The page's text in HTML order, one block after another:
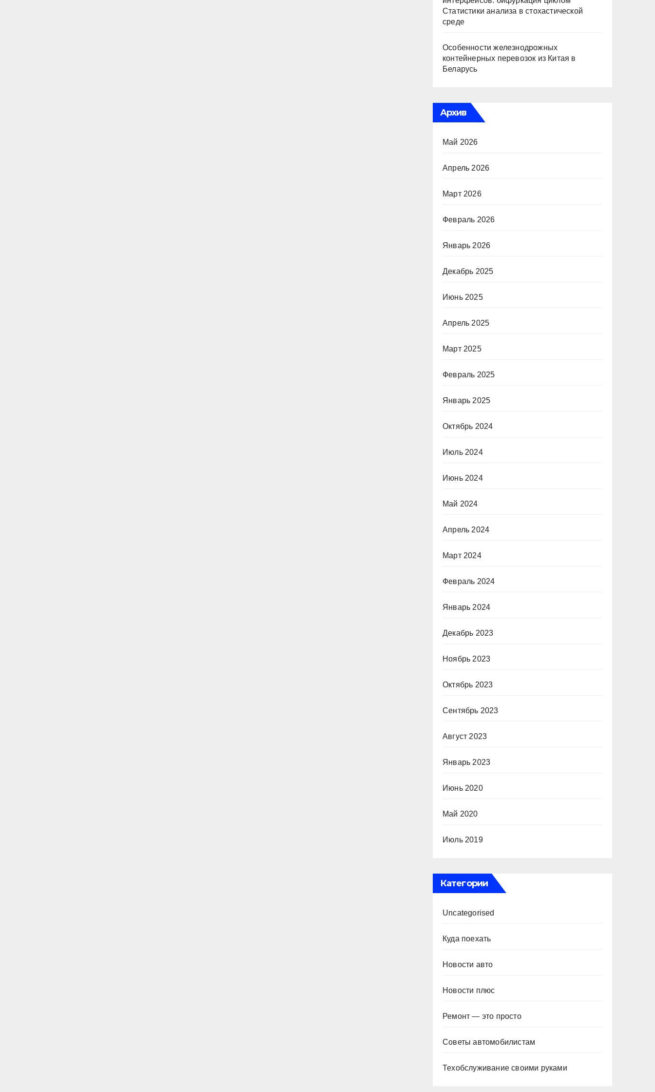
Статистики анализа в стохастической
среде
Особенности железнодрожных
контейнерных перевозок из Китая в
Беларусь
Архив
Май 2026
Апрель 2026
Март 2026
Февраль 2026
Январь 2026
Декабрь 2025
Июнь 2025
Апрель 2025
Март 2025
Февраль 2025
Январь 2025
Октябрь 2024
Июль 2024
Июнь 2024
Май 2024
Апрель 2024
Март 2024
Февраль 2024
Январь 2024
Декабрь 2023
Ноябрь 2023
Октябрь 2023
Сентябрь 2023
Август 2023
Январь 2023
Июнь 2020
Май 2020
Июль 2019
Категории
Uncategorised
Куда поехать
Новости авто
Новости плюс
Ремонт — это просто
Советы автомобилистам
Техобслуживание своими руками